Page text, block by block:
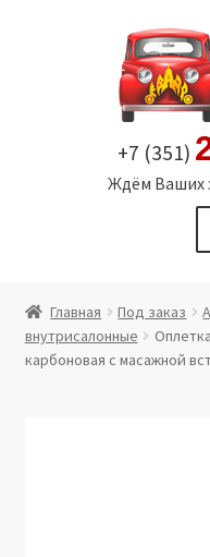
содержимому
+7 (351)
Ждём Ваших
Витрина
Главная Под заказ
внутрисалонные
карбоновая с масажной